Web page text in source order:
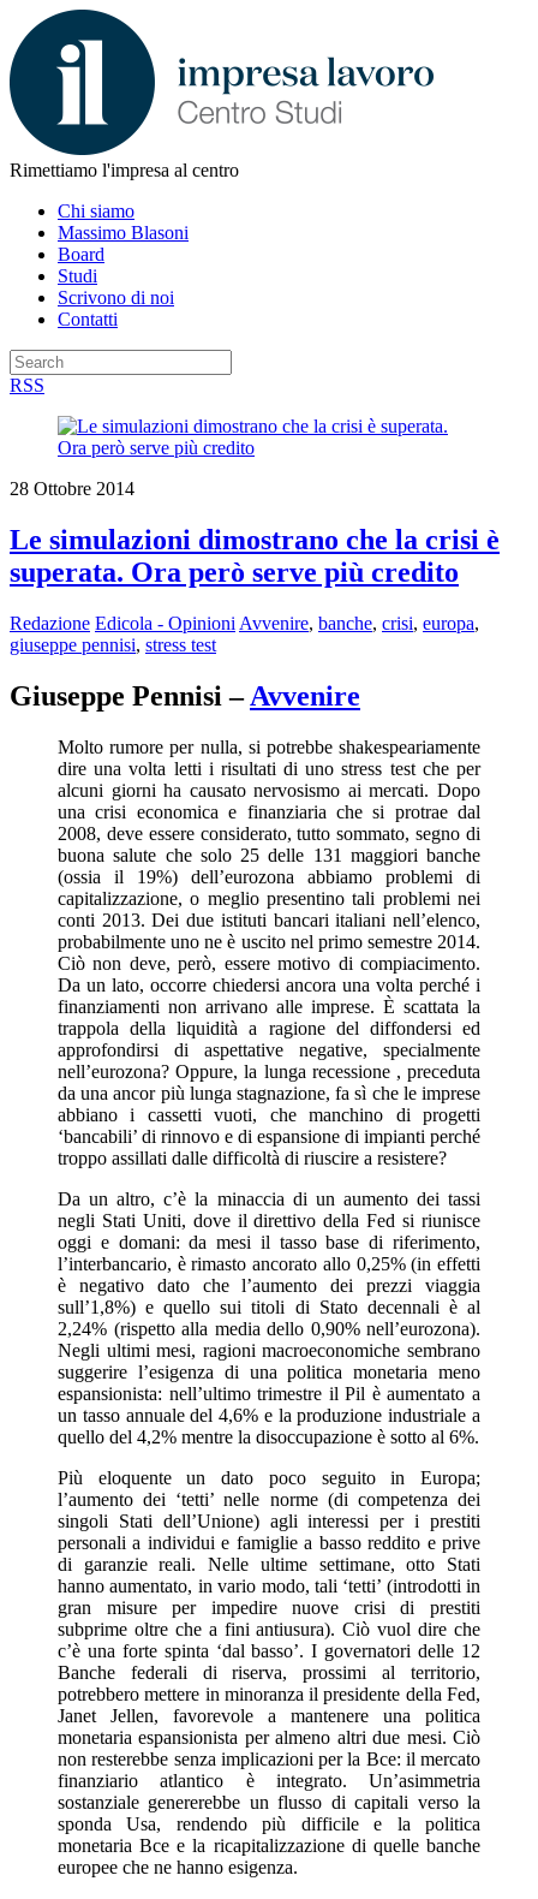
Rimettiamo l'impresa al centro
Chi siamo
Massimo Blasoni
Board
Studi
Scrivono di noi
Contatti
RSS
28 Ottobre 2014
Le simulazioni dimostrano che la crisi è
superata. Ora però serve più credito
Redazione Edicola - Opinioni Avvenire, banche, crisi, europa,
giuseppe pennisi, stress test
Giuseppe Pennisi –Avvenire
Molto rumore per nulla, si potrebbe shakespeariamente
dire una volta letti i risultati di uno stress test che per
alcuni giorni ha causato nervosismo ai mercati. Dopo
una crisi economica e finanziaria che si protrae dal
2008, deve essere considerato, tutto sommato, segno di
buona salute che solo 25 delle 131 maggiori banche
(ossia il 19%) dell’eurozona abbiamo problemi di
capitalizzazione, o meglio presentino tali problemi nei
conti 2013. Dei due istituti bancari italiani nell’elenco,
probabilmente uno ne è uscito nel primo semestre 2014.
Ciò non deve, però, essere motivo di compiacimento.
Da un lato, occorre chiedersi ancora una volta perché i
finanziamenti non arrivano alle imprese. È scattata la
trappola della liquidità a ragione del diffondersi ed
approfondirsi di aspettative negative, specialmente
nell’eurozona? Oppure, la lunga recessione , preceduta
da una ancor più lunga stagnazione, fa sì che le imprese
abbiano i cassetti vuoti, che manchino di progetti
‘bancabili’ di rinnovo e di espansione di impianti perché
troppo assillati dalle difficoltà di riuscire a resistere?
Da un altro, c’è la minaccia di un aumento dei tassi
negli Stati Uniti, dove il direttivo della Fed si riunisce
oggi e domani: da mesi il tasso base di riferimento,
l’interbancario, è rimasto ancorato allo 0,25% (in effetti
è negativo dato che l’aumento dei prezzi viaggia
sull’1,8%) e quello sui titoli di Stato decennali è al
2,24% (rispetto alla media dello 0,90% nell’eurozona).
Negli ultimi mesi, ragioni macroeconomiche sembrano
suggerire l’esigenza di una politica monetaria meno
espansionista: nell’ultimo trimestre il Pil è aumentato a
un tasso annuale del 4,6% e la produzione industriale a
quello del 4,2% mentre la disoccupazione è sotto al 6%.
Più eloquente un dato poco seguito in Europa;
l’aumento dei ‘tetti’ nelle norme (di competenza dei
singoli Stati dell’Unione) agli interessi per i prestiti
personali a individui e famiglie a basso reddito e prive
di garanzie reali. Nelle ultime settimane, otto Stati
hanno aumentato, in vario modo, tali ‘tetti’ (introdotti in
gran misure per impedire nuove crisi di prestiti
subprime oltre che a fini antiusura). Ciò vuol dire che
c’è una forte spinta ‘dal basso’. I governatori delle 12
Banche federali di riserva, prossimi al territorio,
potrebbero mettere in minoranza il presidente della Fed,
Janet Jellen, favorevole a mantenere una politica
monetaria espansionista per almeno altri due mesi. Ciò
non resterebbe senza implicazioni per la Bce: il mercato
finanziario atlantico è integrato. Un’asimmetria
sostanziale genererebbe un flusso di capitali verso la
sponda Usa, rendendo più difficile e la politica
monetaria Bce e la ricapitalizzazione di quelle banche
europee che ne hanno esigenza.